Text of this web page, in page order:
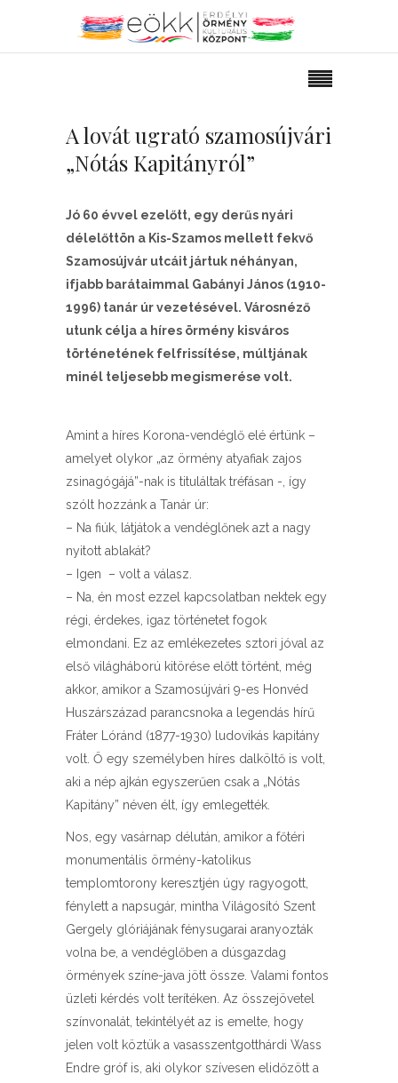
A lovát ugrató szamosújvári
„Nótás Kapitányról”
Jó 60 évvel ezelőtt, egy derűs nyári
délelőttön a Kis-Szamos mellett fekvő
Szamosújvár utcáit jártuk néhányan,
ifjabb barátaimmal Gabányi János (1910-
1996) tanár úr vezetésével. Városnéző
utunk célja a híres örmény kisváros
történetének felfrissítése, múltjának
minél teljesebb megismerése volt.
Amint a híres Korona-vendéglő elé értünk –
amelyet olykor „az örmény atyafiak zajos
zsinagógájá”-nak is tituláltak tréfásan -, így
szólt hozzánk a Tanár úr:
– Na fiúk, látjátok a vendéglőnek azt a nagy
nyitott ablakát?
– Igen – volt a válasz.
– Na, én most ezzel kapcsolatban nektek egy
régi, érdekes, igaz történetet fogok
elmondani. Ez az emlékezetes sztori jóval az
első világháború kitörése előtt történt, még
akkor, amikor a Szamosújvári 9-es Honvéd
Huszárszázad parancsnoka a legendás hírű
Fráter Lóránd (1877-1930) ludovikás kapitány
volt. Ő egy személyben híres dalköltő is volt,
aki a nép ajkán egyszerűen csak a „Nótás
Kapitány” néven élt, így emlegették.
Nos, egy vasárnap délután, amikor a főtéri
monumentális örmény-katolikus
templomtorony keresztjén úgy ragyogott,
fénylett a napsugár, mintha Világosító Szent
Gergely glóriájának fénysugarai aranyozták
volna be, a vendéglőben a dúsgazdag
örmények színe-java jött össze. Valami fontos
üzleti kérdés volt terítéken. Az összejövetel
színvonalát, tekintélyét az is emelte, hogy
jelen volt köztük a vasasszentgotthárdi Wass
Endre gróf is, aki olykor szívesen elidőzött a